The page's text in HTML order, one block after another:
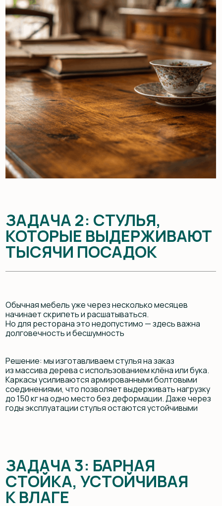
ЗАДАЧА 2: СТУЛЬЯ,
КОТОРЫЕ ВЫДЕРЖИВАЮТ
ТЫСЯЧИ ПОСАДОК
Обычная мебель уже через несколько месяцев
начинает скрипеть и расшатываться.
Но для ресторана это недопустимо — здесь важна
долговечность и бесшумность
Решение: мы изготавливаем стулья на заказ
из массива дерева с использованием клёна или бука.
Каркасы усиливаются армированными болтовыми
соединениями, что позволяет выдерживать нагрузку
до 150 кг на одно место без деформации. Даже через
пропитанного маслом Osmo с водоотталкивающими
свойствами. Дополнительно можем встроить
скрытые сливные желоба, что делает конструкцию
ещё более практичной. Такая стойка сохраняет
вид даже после тысяч циклов уборки
ЗАДАЧА 3: БАРНАЯ
СТОЙКА, УСТОЙЧИВАЯ
К ВЛАГЕ